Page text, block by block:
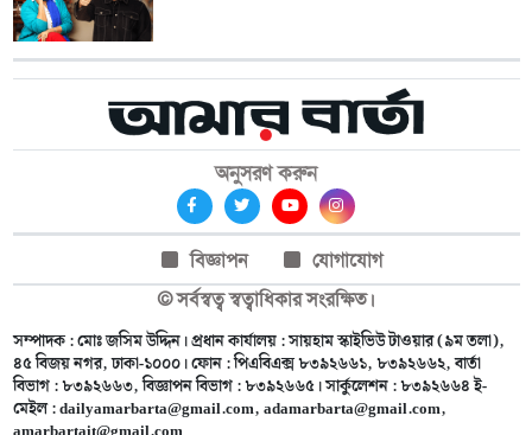
অনুসরণ করুন
বিজ্ঞাপন
যোগাযোগ
© সর্বস্বত্ব স্বত্বাধিকার সংরক্ষিত।
সম্পাদক : মোঃ জসিম উদ্দিন। প্রধান কার্যালয় : সায়হাম স্কাইভিউ টাওয়ার (৯ম তলা),
৪৫ বিজয় নগর, ঢাকা-১০০০। ফোন : পিএবিএক্স ৮৩৯২৬৬১, ৮৩৯২৬৬২, বার্তা
বিভাগ : ৮৩৯২৬৬৩, বিজ্ঞাপন বিভাগ : ৮৩৯২৬৬৫। সার্কুলেশন : ৮৩৯২৬৬৪ ই-
মেইল :dailyamarbarta@gmail.com,adamarbarta@gmail.com,